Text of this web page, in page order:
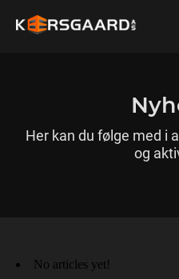
Her kan du følge med i
og
No articles yet!